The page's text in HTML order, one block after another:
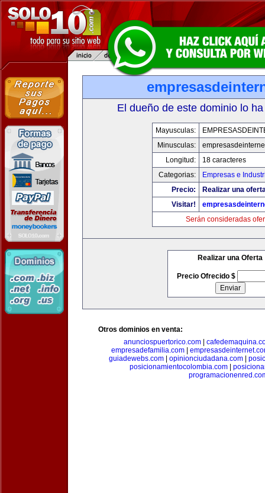
El dueño de este dominio lo
Mayusculas:
Minusculas:
Longitud:
18 caracteres
Categorias:
Empresas e
Precio:
Realizar una
Visitar!
Serán consideradas
Realizar una Oferta
Precio Ofrecido $
Otros dominios en venta:
anunciospuertorico.com|
empresadefamilia.com
guiadewebs.com
opinionciudadana.com
posicionamientocolombia.com|